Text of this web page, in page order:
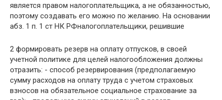
является правом налогоплательщика, а не обязанностью,
поэтому создавать его можно по желанию. На основании
абз. 1 п. 1 ст НК РФналогоплательщики, решившие
2 формировать резерв на оплату отпусков, в своей
учетной политике для целей налогообложения должны
отразить: - способ резервирования (предполагаемую
сумму расходов на оплату труда с учетом страховых
взносов на обязательное социальное страхование за